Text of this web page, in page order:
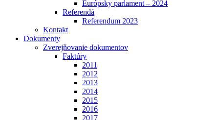
Európsky parlament – 2024
Referendá
Referendum 2023
Kontakt
Dokumenty
Zverejňovanie dokumentov
Faktúry
2011
2012
2013
2014
2015
2016
2017